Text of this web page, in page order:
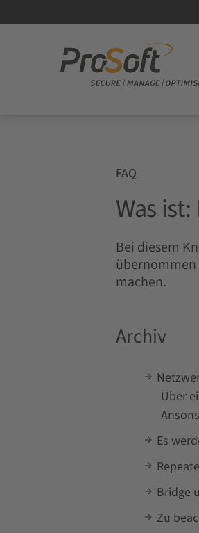
FAQ
Was
Bei diesem
übernommen
machen.
Archiv
Über
Es
Bridge
Zu